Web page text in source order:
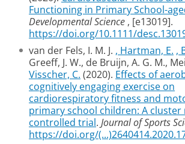
Functioning in Primary School-
Developmental Science , [e13019].
https://doi.org/10.1111/
van der Fels, I. M. J. , Hartman, E. ,
Greeff, J. W., de Bruijn, A. G. M.,
Visscher, C. (2020). Effects of
cognitively engaging exercise on
cardiorespiratory fitness and
primary school children: A
controlled trial. Journal of Sports
https://doi.org/